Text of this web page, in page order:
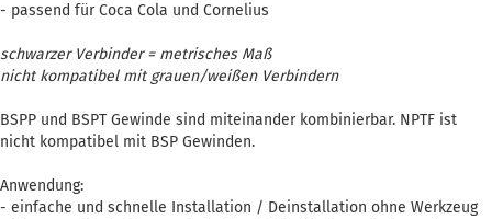
- passend für Coca Cola und Cornelius
schwarzer Verbinder = metrisches Maß
nicht kompatibel mit grauen/weißen Verbindern
BSPP und BSPT Gewinde sind miteinander kombinierbar. NPTF ist
nicht kompatibel mit BSP Gewinden.
Anwendung:
- einfache und schnelle Installation / Deinstallation ohne Werkzeug